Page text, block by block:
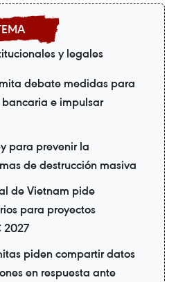
y legales
debate medidas para
e impulsar
para prevenir la
de destrucción masiva
de Vietnam pide
para proyectos
2027
piden compartir datos
en respuesta ante